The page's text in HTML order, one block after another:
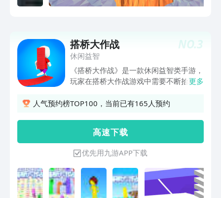
NO.3
搭桥大作战
休闲益智
《搭桥大作战》是一款休闲益智类手游，
玩家在搭桥大作战游戏中需要不断拾取地
对抗，安全抵达游戏终点。搭桥大作战游
更多
人气预约榜TOP100，当前已有165人预约
高 速 下 载
优先用九游APP下载